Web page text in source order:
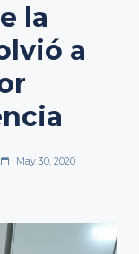
la
a
May 30, 2020